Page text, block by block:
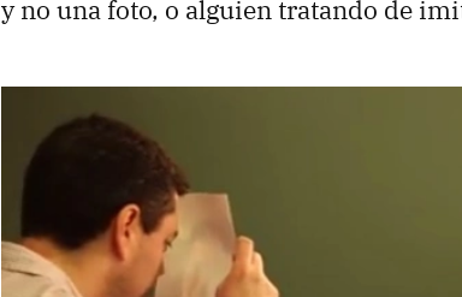
y no una foto, o alguien tratando de